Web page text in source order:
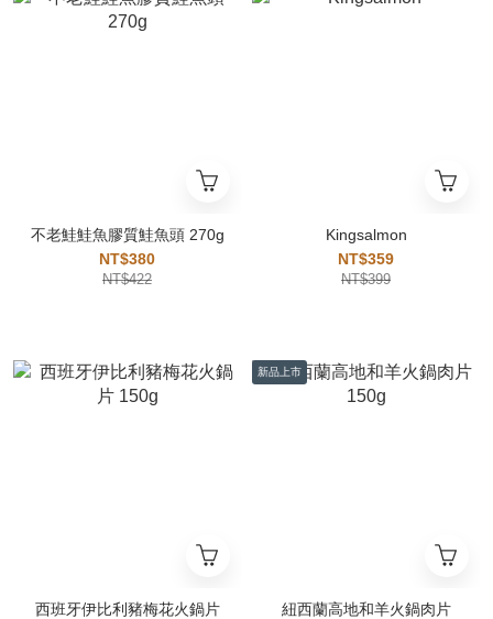
不老鮭鮭魚膠質鮭魚頭 270g
NT$380
NT$422
Kingsalmon
NT$359
NT$399
西班牙伊比利豬梅花火鍋片
新品上市
紐西蘭高地和羊火鍋肉片